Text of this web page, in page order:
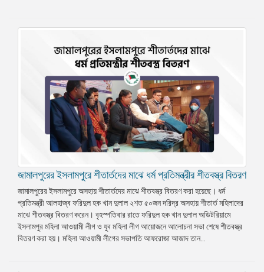
জামালপুরের ইসলামপুরে শীতার্তদের মাঝে ধর্ম প্রতিমন্ত্রীর শীতবস্ত্র বিতরণ
জামালপুরের ইসলামপুরে অসহায় শীতার্তদের মাঝে শীতবস্ত্র বিতরণ করা হয়েছে। ধর্ম
প্রতিমন্ত্রী আলহাজ্ব ফরিদুল হক খান দুলাল ২শত ৫০জন দরিদ্র অসহায় শীতার্ত মহিলাদের
মাঝে শীতবস্ত্র বিতরণ করেন। বৃহস্পতিবার রাতে ফরিদুল হক খান দুলাল অডিটরিয়ামে
ইসলামপুর মহিলা আওয়ামী লীগ ও যুব মহিলা লীগ আয়োজনে আলোচনা সভা শেষে শীতবস্ত্র
বিতরণ করা হয়। মহিলা আওয়ামী লীগের সভাপতি আফরোজা আজাদ তান...